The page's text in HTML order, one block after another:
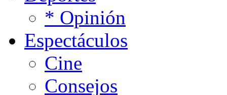
* Opinión
Espectáculos
Cine
Consejos